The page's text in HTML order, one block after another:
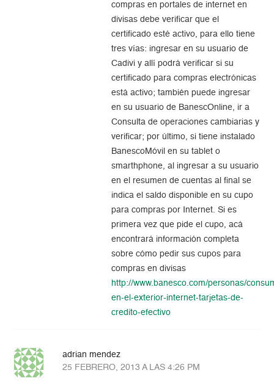
compras en portales de internet en
divisas debe verificar que el
certificado esté activo, para ello tiene
tres vías: ingresar en su usuario de
Cadivi y allí podrá verificar si su
certificado para compras electrónicas
está activo; también puede ingresar
en su usuario de BanescOnline, ir a
Consulta de operaciones cambiarias y
verificar; por último, si tiene instalado
BanescoMóvil en su tablet o
smarthphone, al ingresar a su usuario
en el resumen de cuentas al final se
indica el saldo disponible en su cupo
para compras por Internet. Si es
primera vez que pide el cupo, acá
encontrará información completa
sobre cómo pedir sus cupos para
compras en divisas
http://www.banesco.com/personas/
en-el-exterior-internet-tarjetas-de-
credito-efectivo
adrian mendez
25 FEBRERO, 2013 A LAS 4:26 PM